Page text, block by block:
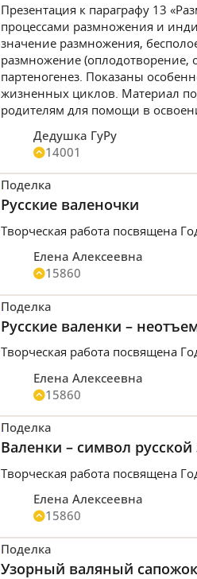
Презентация к параграфу 13
процессами размножения и
значение размножения,
размножение (оплодотворение,
партеногенез. Показаны
жизненных циклов. Материал
родителям для помощи в
Дедушка ГуРу
14001
Поделка
Русские валеночки
Творческая работа посвящена
Елена Алексеевна
15860
Поделка
Русские валенки –
Творческая работа посвящена
Елена Алексеевна
15860
Поделка
Валенки – символ
Творческая работа посвящена
Елена Алексеевна
15860
Поделка
Узорный валяный сапожок